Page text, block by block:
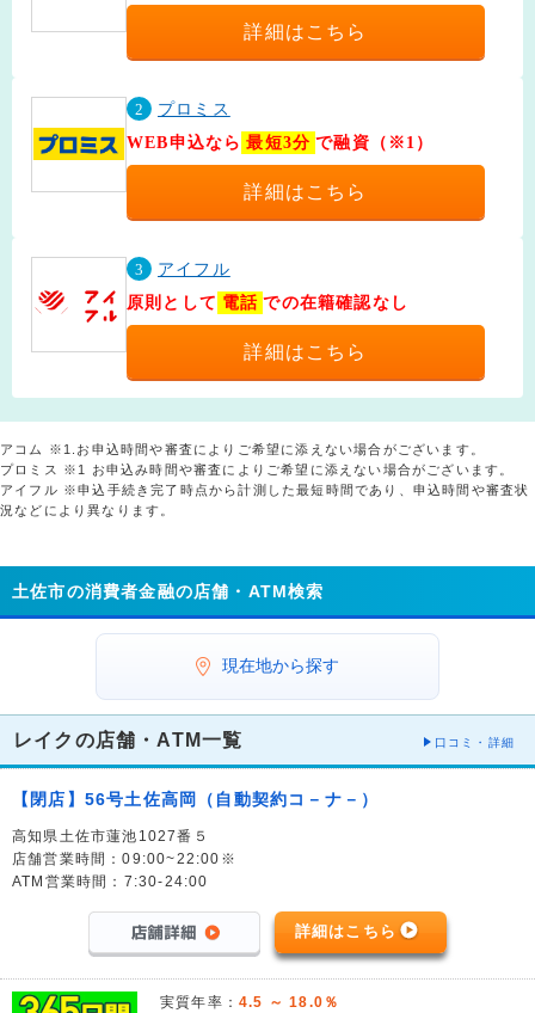
詳細はこちら
2
プロミス
WEB申込なら 最短3分 で融資（※1）
詳細はこちら
3
アイフル
原則として 電話 での在籍確認なし
詳細はこちら
アコム ※1.お申込時間や審査によりご希望に添えない場合がございます。
プロミス ※1 お申込み時間や審査によりご希望に添えない場合がございます。
アイフル ※申込手続き完了時点から計測した最短時間であり、申込時間や審査状
況などにより異なります。
土佐市の消費者金融の店舗・ATM検索
現在地から探す
レイクの店舗・ATM一覧 口コミ・詳細
【閉店】56号土佐高岡（自動契約コ－ナ－）
高知県土佐市蓮池1027番５
店舗営業時間：09:00~22:00※
ATM営業時間：7:30-24:00
詳細はこちら
実質年率： 4.5 ～ 18.0％